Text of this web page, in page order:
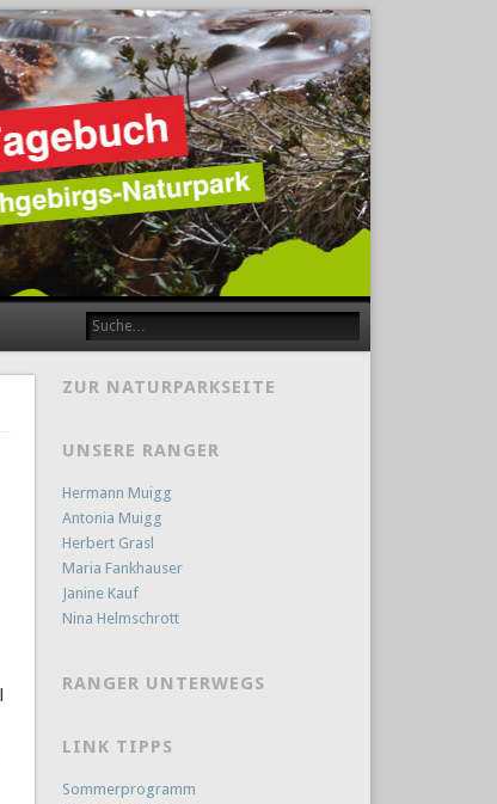
ZUR NATURPARKSEITE
UNSERE RANGER
Hermann Muigg
Antonia Muigg
Herbert Grasl
Maria Fankhauser
Janine Kauf
Nina Helmschrott
RANGER UNTERWEGS
LINK TIPPS
Sommerprogramm